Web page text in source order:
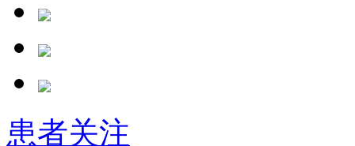
患者关注